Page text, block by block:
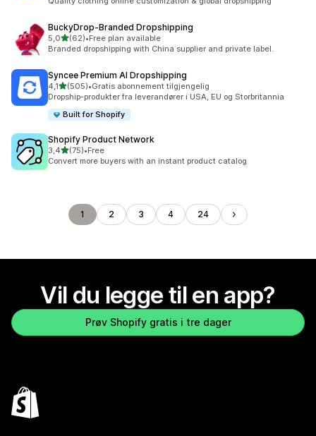
BuckyDrop‑Branded Dropshipping
5,0av 5 stjerner
(62)
Totalt 62 omtaler
•Free plan available
Branded dropshipping with China supplier and private label.
Syncee Premium AI Dropshipping
4,1av 5 stjerner
(505)
Totalt 505 omtaler
•Gratis abonnement tilgjengelig
Dropship-produkter fra leverandører i USA, EU og Storbritannia
Built for Shopify
Shopify Product Network
3,4av 5 stjerner
(75)
Totalt 75 omtaler
•Free
Convert more buyers with an instant product catalog
1 2 3 4 24
Vil du legge til en app?
Prøv Shopify gratis i tre dager